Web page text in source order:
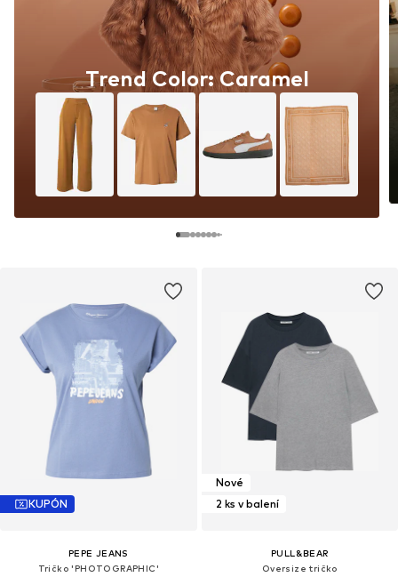
Trend Color: Caramel
KUPÓN
PEPE JEANS
Tričko 'PHOTOGRAPHIC'
Nové
2 ks v balení
PULL&BEAR
Oversize tričko